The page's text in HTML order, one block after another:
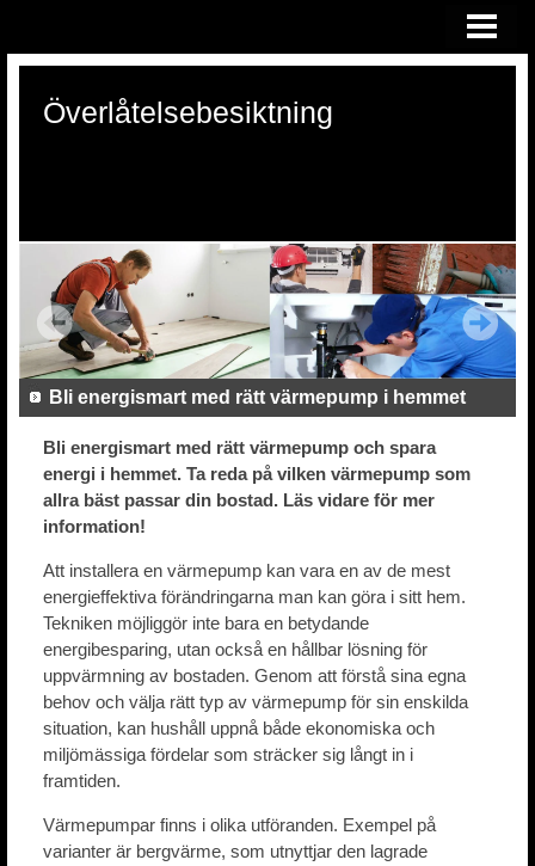
KONSULTATION VID RÄTTSTVIST
Överlåtelsebesiktning
Bli energismart med rätt värmepump i hemmet
Bli energismart med rätt värmepump och spara
energi i hemmet. Ta reda på vilken värmepump som
allra bäst passar din bostad. Läs vidare för mer
information!
Att installera en värmepump kan vara en av de mest
energieffektiva förändringarna man kan göra i sitt hem.
Tekniken möjliggör inte bara en betydande
energibesparing, utan också en hållbar lösning för
uppvärmning av bostaden. Genom att förstå sina egna
behov och välja rätt typ av värmepump för sin enskilda
situation, kan hushåll uppnå både ekonomiska och
miljömässiga fördelar som sträcker sig långt in i
framtiden.
Värmepumpar finns i olika utföranden. Exempel på
varianter är bergvärme, som utnyttjar den lagrade